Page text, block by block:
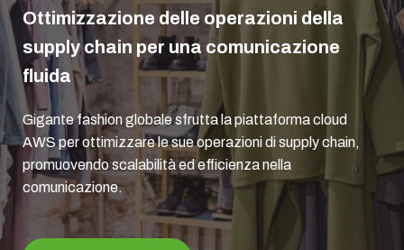
Ottimizzazione delle operazioni della
supply chain per una comunicazione
fluida
Gigante fashion globale sfrutta la piattaforma cloud
AWS per ottimizzare le sue operazioni di supply chain,
promuovendo scalabilità ed efficienza nella
comunicazione.